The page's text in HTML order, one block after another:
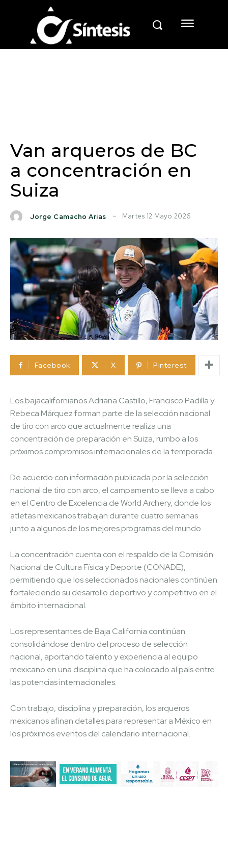
Van arqueros de BC
a concentración en
Suiza
Jorge Camacho Arias Martes 12 Mayo 2026
Facebook X Pinterest
Los bajacalifornianos Adriana Castillo, Francisco Padilla y
Rebeca Márquez forman parte de la selección nacional
de tiro con arco que actualmente realiza una
concentración de preparación en Suiza, rumbo a los
próximos compromisos internacionales de la temporada.
De acuerdo con información publicada por la selección
nacional de tiro con arco, el campamento se lleva a cabo
en el Centro de Excelencia de World Archery, donde los
atletas mexicanos trabajan durante cuatro semanas
junto a algunos de los mejores programas del mundo.
La concentración cuenta con el respaldo de la Comisión
Nacional de Cultura Física y Deporte (CONADE),
permitiendo que los seleccionados nacionales continúen
fortaleciendo su desarrollo deportivo y competitivo en el
ámbito internacional.
Los representantes de Baja California continúan
consolidándose dentro del proceso de selección
nacional, aportando talento y experiencia al equipo
mexicano en una disciplina que ha colocado al país entre
las potencias internacionales.
Con trabajo, disciplina y preparación, los arqueros
mexicanos afinan detalles para representar a México en
los próximos eventos del calendario internacional.